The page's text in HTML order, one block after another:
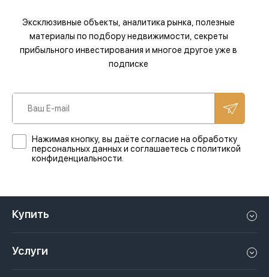
Эксклюзивные объекты, аналитика рынка, полезные
материалы по подбору недвижимости, секреты
прибыльного инвестирования и многое другое уже в
подписке
Нажимая кнопку, вы даёте согласие на обработку
персональных данных и соглашаетесь с политикой
конфиденциальности.
Купить
Услуги